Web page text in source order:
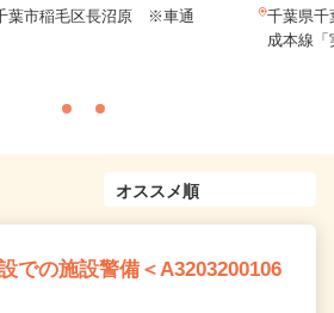
葉市稲毛区長沼原 ※車通
千葉県千
成本線
での施設警備＜A3203200106